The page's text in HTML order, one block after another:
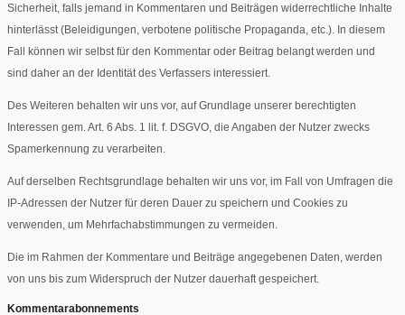
Sicherheit, falls jemand in Kommentaren und Beiträgen widerrechtliche Inhalte
hinterlässt (Beleidigungen, verbotene politische Propaganda, etc.). In diesem
Fall können wir selbst für den Kommentar oder Beitrag belangt werden und
sind daher an der Identität des Verfassers interessiert.
Des Weiteren behalten wir uns vor, auf Grundlage unserer berechtigten
Interessen gem. Art. 6 Abs. 1 lit. f. DSGVO, die Angaben der Nutzer zwecks
Spamerkennung zu verarbeiten.
Auf derselben Rechtsgrundlage behalten wir uns vor, im Fall von Umfragen die
IP-Adressen der Nutzer für deren Dauer zu speichern und Cookies zu
verwenden, um Mehrfachabstimmungen zu vermeiden.
Die im Rahmen der Kommentare und Beiträge angegebenen Daten, werden
von uns bis zum Widerspruch der Nutzer dauerhaft gespeichert.
Kommentarabonnements